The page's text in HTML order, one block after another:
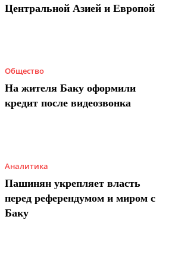
Центральной Азией и Европой
Общество
На жителя Баку оформили
кредит после видеозвонка
Аналитика
Пашинян укрепляет власть
перед референдумом и миром с
Баку